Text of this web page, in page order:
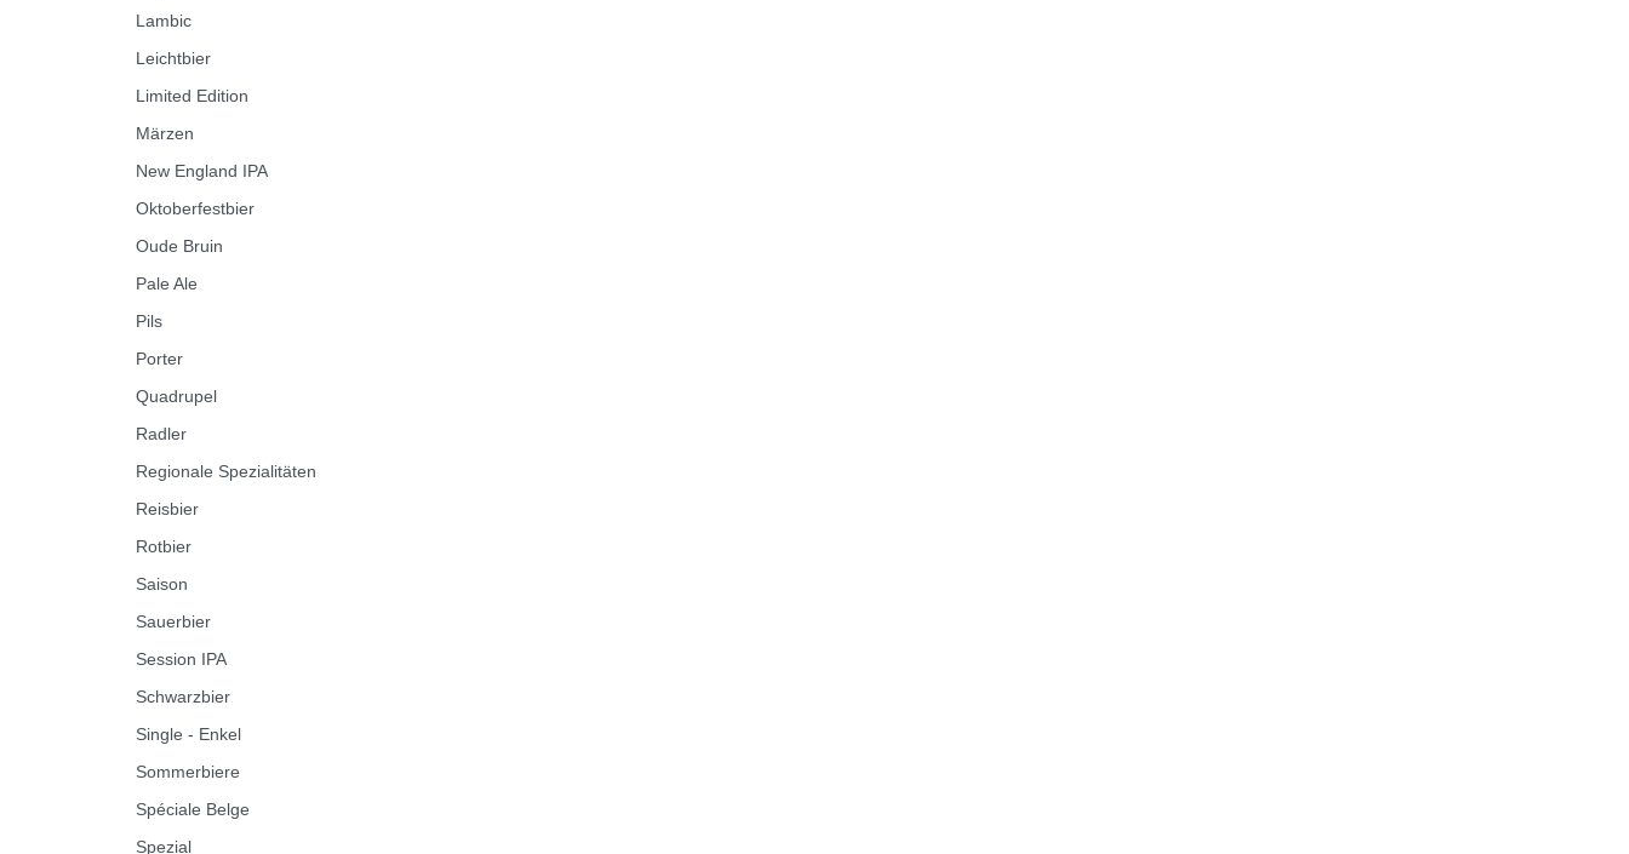
Lambic
Leichtbier
Limited Edition
Märzen
New England IPA
Oktoberfestbier
Oude Bruin
Pale Ale
Pils
Porter
Quadrupel
Radler
Regionale Spezialitäten
Reisbier
Rotbier
Saison
Sauerbier
Session IPA
Schwarzbier
Single - Enkel
Sommerbiere
Spéciale Belge
Spezial